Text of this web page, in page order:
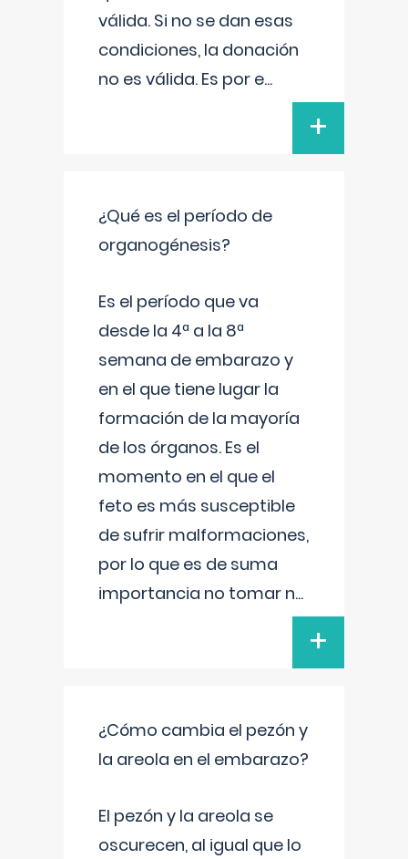
válida. Si no se dan esas
condiciones, la donación
no es válida. Es por e...
+
¿Qué es el período de
organogénesis?
Es el período que va
desde la 4ª a la 8ª
semana de embarazo y
en el que tiene lugar la
formación de la mayoría
de los órganos. Es el
momento en el que el
feto es más susceptible
de sufrir malformaciones,
por lo que es de suma
importancia no tomar n...
+
¿Cómo cambia el pezón y
la areola en el embarazo?
El pezón y la areola se
oscurecen, al igual que lo